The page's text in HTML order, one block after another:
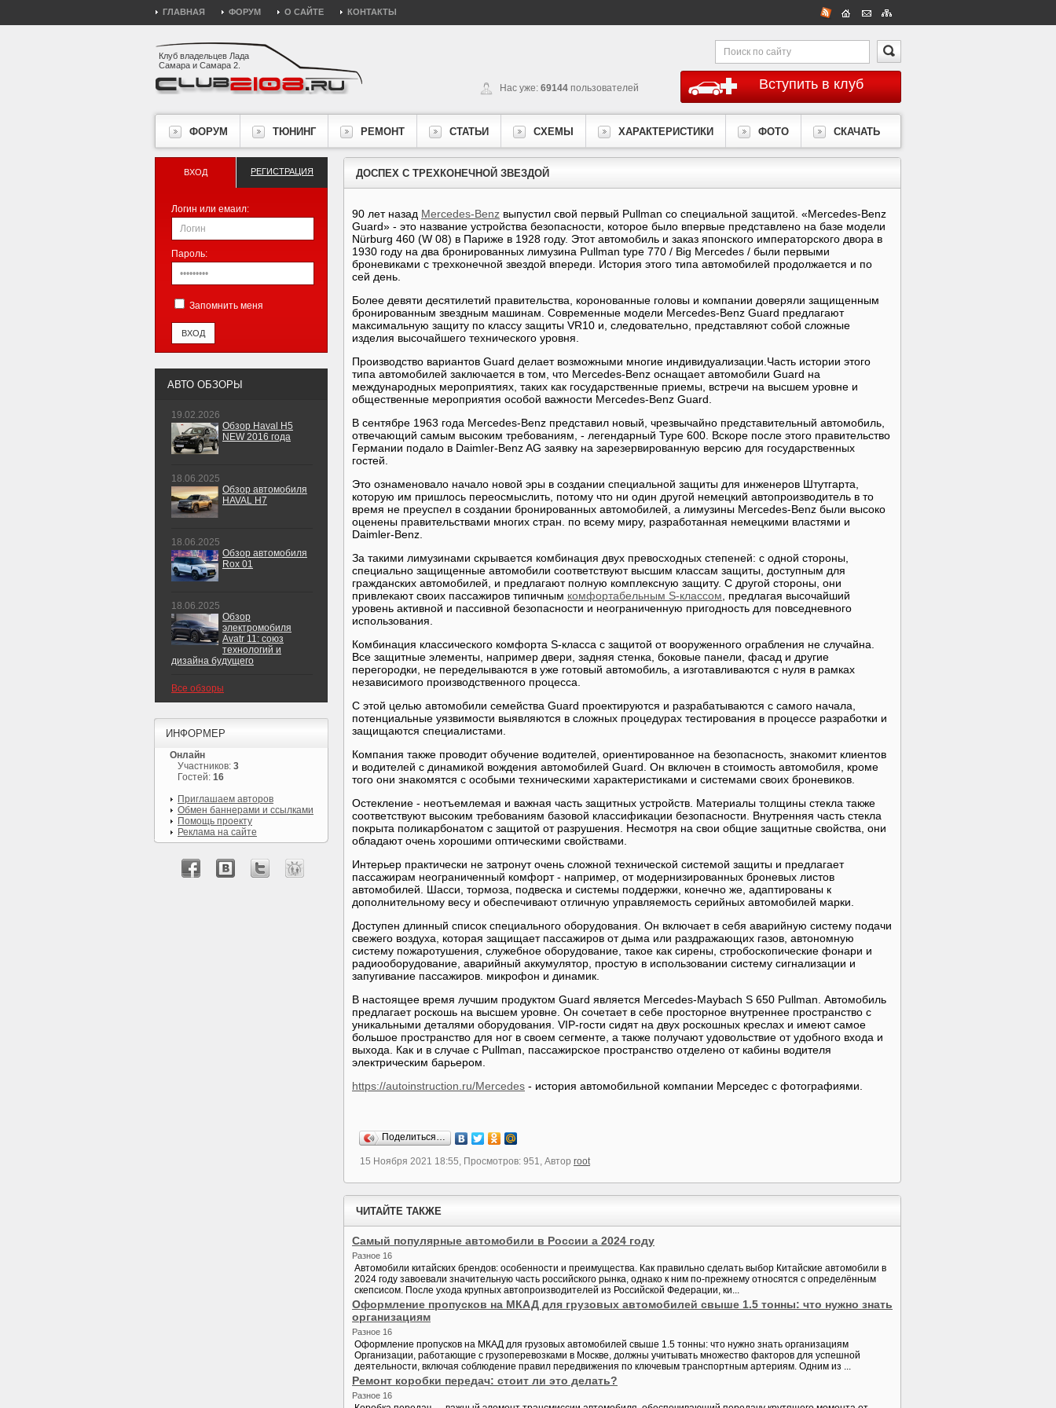
ГЛАВНАЯ ФОРУМ О САЙТЕ КОНТАКТЫ
Клуб владельцев Лада
Самара и Самара 2.
Вступить в клуб
Нас уже: 69144 пользователей
ФОРУМ ТЮНИНГ РЕМОНТ СТАТЬИ СХЕМЫ ХАРАКТЕРИСТИКИ ФОТО СКАЧАТЬ
ДОСПЕХ С ТРЕХКОНЕЧНОЙ ЗВЕЗДОЙ
90 лет назад Mercedes-Benz выпустил свой первый Pullman со специальной защитой. «Mercedes-Benz
Guard» - это название устройства безопасности, которое было впервые представлено на базе модели
Nürburg 460 (W 08) в Париже в 1928 году. Этот автомобиль и заказ японского императорского двора в
1930 году на два бронированных лимузина Pullman type 770 / Big Mercedes / были первыми
броневиками с трехконечной звездой впереди. История этого типа автомобилей продолжается и по
сей день.
Более девяти десятилетий правительства, коронованные головы и компании доверяли защищенным
бронированным звездным машинам. Современные модели Mercedes-Benz Guard предлагают
максимальную защиту по классу защиты VR10 и, следовательно, представляют собой сложные
изделия высочайшего технического уровня.
Производство вариантов Guard делает возможными многие индивидуализации.Часть истории этого
типа автомобилей заключается в том, что Mercedes-Benz оснащает автомобили Guard на
международных мероприятиях, таких как государственные приемы, встречи на высшем уровне и
общественные мероприятия особой важности Mercedes-Benz Guard.
В сентябре 1963 года Mercedes-Benz представил новый, чрезвычайно представительный автомобиль,
отвечающий самым высоким требованиям, - легендарный Type 600. Вскоре после этого правительство
Германии подало в Daimler-Benz AG заявку на зарезервированную версию для государственных
гостей.
Это ознаменовало начало новой эры в создании специальной защиты для инженеров Штутгарта,
которую им пришлось переосмыслить, потому что ни один другой немецкий автопроизводитель в то
время не преуспел в создании бронированных автомобилей, а лимузины Mercedes-Benz были высоко
оценены правительствами многих стран. по всему миру, разработанная немецкими властями и
Daimler-Benz.
За такими лимузинами скрывается комбинация двух превосходных степеней: с одной стороны,
специально защищенные автомобили соответствуют высшим классам защиты, доступным для
гражданских автомобилей, и предлагают полную комплексную защиту. С другой стороны, они
привлекают своих пассажиров типичным комфортабельным S-классом , предлагая высочайший
уровень активной и пассивной безопасности и неограниченную пригодность для повседневного
использования.
Комбинация классического комфорта S-класса с защитой от вооруженного ограбления не случайна.
Все защитные элементы, например двери, задняя стенка, боковые панели, фасад и другие
перегородки, не переделываются в уже готовый автомобиль, а изготавливаются с нуля в рамках
независимого производственного процесса.
С этой целью автомобили семейства Guard проектируются и разрабатываются с самого начала,
потенциальные уязвимости выявляются в сложных процедурах тестирования в процессе разработки и
защищаются специалистами.
Компания также проводит обучение водителей, ориентированное на безопасность, знакомит клиентов
и водителей с динамикой вождения автомобилей Guard. Он включен в стоимость автомобиля, кроме
того они знакомятся с особыми техническими характеристиками и системами своих броневиков.
Остекление - неотъемлемая и важная часть защитных устройств. Материалы толщины стекла также
соответствуют высоким требованиям базовой классификации безопасности. Внутренняя часть стекла
покрыта поликарбонатом с защитой от разрушения. Несмотря на свои общие защитные свойства, они
обладают очень хорошими оптическими свойствами.
Интерьер практически не затронут очень сложной технической системой защиты и предлагает
пассажирам неограниченный комфорт - например, от модернизированных броневых листов
автомобилей. Шасси, тормоза, подвеска и системы поддержки, конечно же, адаптированы к
дополнительному весу и обеспечивают отличную управляемость серийных автомобилей марки.
Доступен длинный список специального оборудования. Он включает в себя аварийную систему подачи
свежего воздуха, которая защищает пассажиров от дыма или раздражающих газов, автономную
систему пожаротушения, служебное оборудование, такое как сирены, стробоскопические фонари и
радиооборудование, аварийный аккумулятор, простую в использовании систему сигнализации и
запугивание пассажиров. микрофон и динамик.
В настоящее время лучшим продуктом Guard является Mercedes-Maybach S 650 Pullman. Автомобиль
предлагает роскошь на высшем уровне. Он сочетает в себе просторное внутреннее пространство с
уникальными деталями оборудования. VIP-гости сидят на двух роскошных креслах и имеют самое
большое пространство для ног в своем сегменте, а также получают удовольствие от удобного входа и
выхода. Как и в случае с Pullman, пассажирское пространство отделено от кабины водителя
электрическим барьером.
https://autoinstruction.ru/Mercedes - история автомобильной компании Мерседес с фотографиями.
Поделиться…
15 Ноября 2021 18:55, Просмотров: 951, Автор root
ЧИТАЙТЕ ТАКЖЕ
Самый популярные автомобили в России а 2024 году
Разное 16
Автомобили китайских брендов: особенности и преимущества. Как правильно сделать выбор Китайские автомобили в
2024 году завоевали значительную часть российского рынка, однако к ним по-прежнему относятся с определённым
скепсисом. После ухода крупных автопроизводителей из Российской Федерации, ки...
Оформление пропусков на МКАД для грузовых автомобилей свыше 1.5 тонны: что нужно знать
организациям
Разное 16
Оформление пропусков на МКАД для грузовых автомобилей свыше 1.5 тонны: что нужно знать организациям
Организации, работающие с грузоперевозками в Москве, должны учитывать множество факторов для успешной
деятельности, включая соблюдение правил передвижения по ключевым транспортным артериям. Одним из ...
Ремонт коробки передач: стоит ли это делать?
Разное 16
ВХОД РЕГИСТРАЦИЯ
Логин или емаил:
Пароль:
Запомнить меня
АВТО ОБЗОРЫ
19.02.2026
Обзор Haval H5
NEW 2016 года
18.06.2025
Обзор автомобиля
HAVAL H7
18.06.2025
Обзор автомобиля
Rox 01
18.06.2025
Обзор
электромобиля
Avatr 11: союз
технологий и
дизайна будущего
Все обзоры
ИНФОРМЕР
Онлайн
Участников: 3
Гостей: 16
Приглашаем авторов
Обмен баннерами и ссылками
Помощь проекту
Реклама на сайте